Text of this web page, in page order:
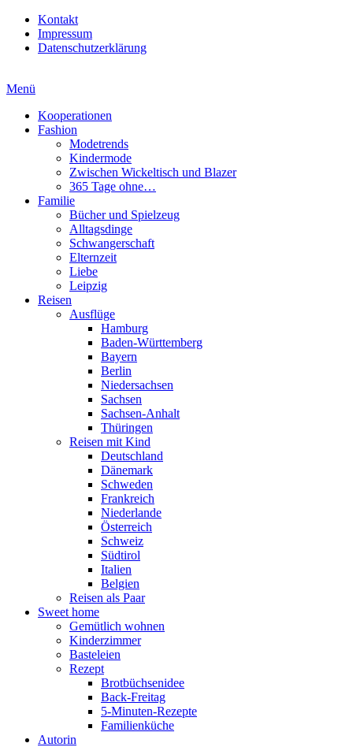
Kontakt
Impressum
Datenschutzerklärung
Menü
Kooperationen
Fashion
Modetrends
Kindermode
Zwischen Wickeltisch und Blazer
365 Tage ohne…
Familie
Bücher und Spielzeug
Alltagsdinge
Schwangerschaft
Elternzeit
Liebe
Leipzig
Reisen
Ausflüge
Hamburg
Baden-Württemberg
Bayern
Berlin
Niedersachsen
Sachsen
Sachsen-Anhalt
Thüringen
Reisen mit Kind
Deutschland
Dänemark
Schweden
Frankreich
Niederlande
Österreich
Schweiz
Südtirol
Italien
Belgien
Reisen als Paar
Sweet home
Gemütlich wohnen
Kinderzimmer
Basteleien
Rezept
Brotbüchsenidee
Back-Freitag
5-Minuten-Rezepte
Familienküche
Autorin